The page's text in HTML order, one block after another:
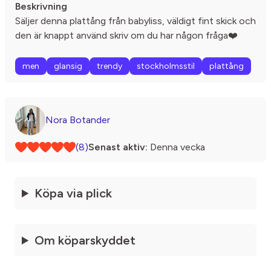
Beskrivning
Säljer denna plattång från babyliss, väldigt fint skick och
den är knappt använd skriv om du har någon fråga❤️
men glansig trendy stockholmsstil plattång
Nora Botander
(8)Senast aktiv: Denna vecka
Köpa via plick
Om köparskyddet